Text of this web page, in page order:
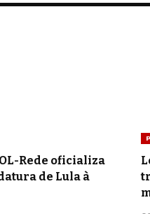
Rede oficializa
de Lula à